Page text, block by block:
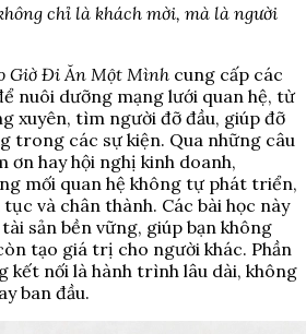
chỉ là khách mời, mà là người
Giờ Đi Ăn Một Mình cung cấp các
nuôi dưỡng mạng lưới quan hệ, từ
xuyên, tìm người đỡ đầu, giúp đỡ
trong các sự kiện. Qua những câu
ơn hay hội nghị kinh doanh,
mối quan hệ không tự phát triển,
và chân thành. Các bài học này
sản bền vững, giúp bạn không
tạo giá trị cho người khác. Phần
kết nối là hành trình lâu dài, không
ban đầu.